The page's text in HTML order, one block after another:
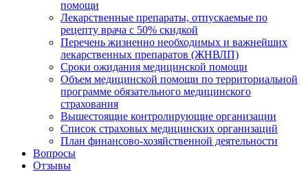
помощи
Лекарственные препараты, отпускаемые по
рецепту врача с 50% скидкой
Перечень жизненно необходимых и важнейших
лекарственных препаратов (ЖНВЛП)
Сроки ожидания медицинской помощи
Объем медицинской помощи по территориальной
программе обязательного медицинского
страхования
Вышестоящие контролирующие организации
Список страховых медицинских организаций
План финансово-хозяйственной деятельности
Вопросы
Отзывы